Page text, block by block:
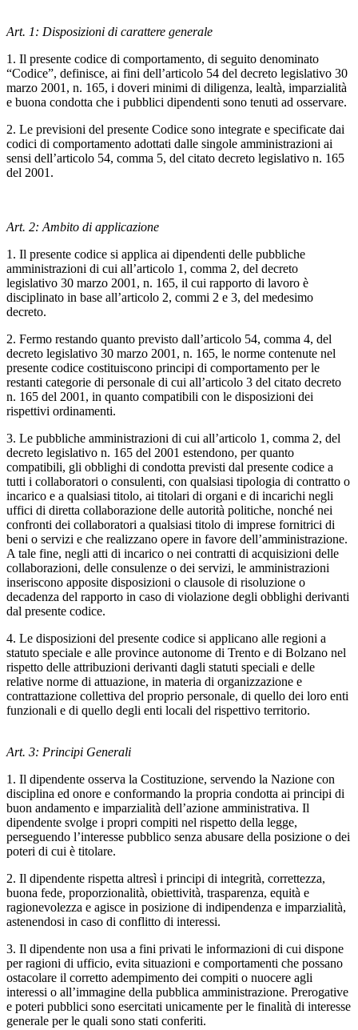
Art. 1: Disposizioni di carattere generale
1. Il presente codice di comportamento, di seguito denominato
“Codice”, definisce, ai fini dell’articolo 54 del decreto legislativo 30
marzo 2001, n. 165, i doveri minimi di diligenza, lealtà, imparzialità
e buona condotta che i pubblici dipendenti sono tenuti ad osservare.
2. Le previsioni del presente Codice sono integrate e specificate dai
codici di comportamento adottati dalle singole amministrazioni ai
sensi dell’articolo 54, comma 5, del citato decreto legislativo n. 165
del 2001.
Art. 2: Ambito di applicazione
1. Il presente codice si applica ai dipendenti delle pubbliche
amministrazioni di cui all’articolo 1, comma 2, del decreto
legislativo 30 marzo 2001, n. 165, il cui rapporto di lavoro è
disciplinato in base all’articolo 2, commi 2 e 3, del medesimo
decreto.
2. Fermo restando quanto previsto dall’articolo 54, comma 4, del
decreto legislativo 30 marzo 2001, n. 165, le norme contenute nel
presente codice costituiscono principi di comportamento per le
restanti categorie di personale di cui all’articolo 3 del citato decreto
n. 165 del 2001, in quanto compatibili con le disposizioni dei
rispettivi ordinamenti.
3. Le pubbliche amministrazioni di cui all’articolo 1, comma 2, del
decreto legislativo n. 165 del 2001 estendono, per quanto
compatibili, gli obblighi di condotta previsti dal presente codice a
tutti i collaboratori o consulenti, con qualsiasi tipologia di contratto o
incarico e a qualsiasi titolo, ai titolari di organi e di incarichi negli
uffici di diretta collaborazione delle autorità politiche, nonché nei
confronti dei collaboratori a qualsiasi titolo di imprese fornitrici di
beni o servizi e che realizzano opere in favore dell’amministrazione.
A tale fine, negli atti di incarico o nei contratti di acquisizioni delle
collaborazioni, delle consulenze o dei servizi, le amministrazioni
inseriscono apposite disposizioni o clausole di risoluzione o
decadenza del rapporto in caso di violazione degli obblighi derivanti
dal presente codice.
4. Le disposizioni del presente codice si applicano alle regioni a
statuto speciale e alle province autonome di Trento e di Bolzano nel
rispetto delle attribuzioni derivanti dagli statuti speciali e delle
relative norme di attuazione, in materia di organizzazione e
contrattazione collettiva del proprio personale, di quello dei loro enti
funzionali e di quello degli enti locali del rispettivo territorio.
Art. 3: Principi Generali
1. Il dipendente osserva la Costituzione, servendo la Nazione con
disciplina ed onore e conformando la propria condotta ai principi di
buon andamento e imparzialità dell’azione amministrativa. Il
dipendente svolge i propri compiti nel rispetto della legge,
perseguendo l’interesse pubblico senza abusare della posizione o dei
poteri di cui è titolare.
2. Il dipendente rispetta altresì i principi di integrità, correttezza,
buona fede, proporzionalità, obiettività, trasparenza, equità e
ragionevolezza e agisce in posizione di indipendenza e imparzialità,
astenendosi in caso di conflitto di interessi.
3. Il dipendente non usa a fini privati le informazioni di cui dispone
per ragioni di ufficio, evita situazioni e comportamenti che possano
ostacolare il corretto adempimento dei compiti o nuocere agli
interessi o all’immagine della pubblica amministrazione. Prerogative
e poteri pubblici sono esercitati unicamente per le finalità di interesse
generale per le quali sono stati conferiti.